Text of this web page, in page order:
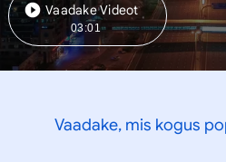
Vaadake Videot
03:01
Vaadake, mis kogus